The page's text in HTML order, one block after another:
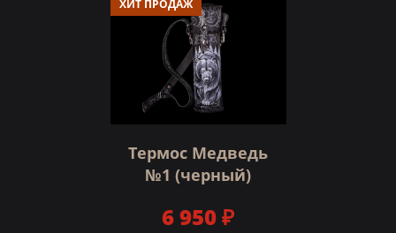
ХИТ ПРОДАЖ
Термос Медведь
№1 (черный)
6 950 ₽